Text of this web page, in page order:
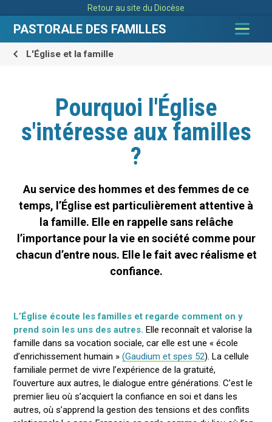
contenu.
la
navigation
Retour au site du Diocèse
PASTORALE DES FAMILLES
L'Église et la famille
Pourquoi l'Église
s'intéresse aux familles
?
Au service des hommes et des femmes de ce
temps, l’Église est particulièrement attentive à
la famille. Elle en rappelle sans relâche
l’importance pour la vie en société comme pour
chacun d’entre nous. Elle le fait avec réalisme et
confiance.
L’Église écoute les familles et regarde comment on y
prend soin les uns des autres.Elle reconnaît et valorise la
famille dans sa vocation sociale, car elle est une « école
d’enrichissement humain »(Gaudium et spes 52). La cellule
familiale permet de vivre l’expérience de la gratuité,
l’ouverture aux autres, le dialogue entre générations. C’est le
premier lieu où s’acquiert la confiance en soi et dans les
autres, où s’apprend la gestion des tensions et des conflits